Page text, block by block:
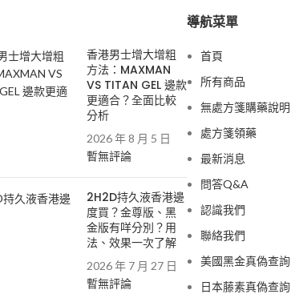
香港男士增大增粗
方法：MAXMAN
VS TITAN GEL 邊款
更適合？全面比較
分析
2026 年 8 月 5 日
暫無評論
2H2D持久液香港邊
度買？金尊版、黑
金版有咩分別？用
法、效果一次了解
2026 年 7 月 27 日
暫無評論
導航菜單
首頁
所有商品
無處方箋購藥說明
處方箋領藥
最新消息
問答Q&A
認識我們
聯絡我們
美國黑金真偽查詢
日本藤素真偽查詢